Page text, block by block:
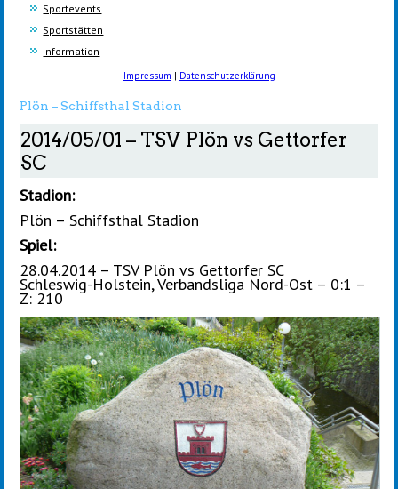
Sportevents
Sportstätten
Information
Impressum | Datenschutzerklärung
Plön – Schiffsthal Stadion
2014/05/01 – TSV Plön vs Gettorfer
SC
Stadion:
Plön – Schiffsthal Stadion
Spiel:
28.04.2014 – TSV Plön vs Gettorfer SC
Schleswig-Holstein, Verbandsliga Nord-Ost – 0:1 –
Z: 210